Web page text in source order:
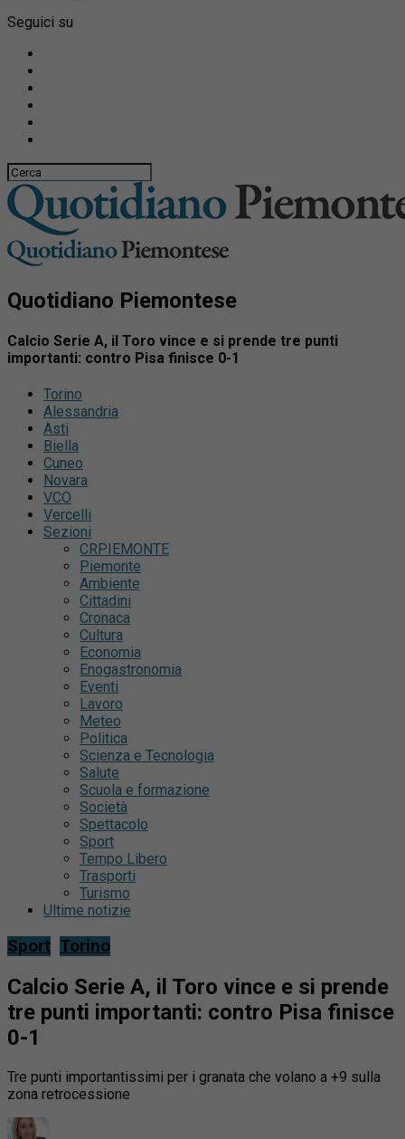
Seguici su
Quotidiano Piemontese
Calcio Serie A, il Toro vince e si prende tre punti
importanti: contro Pisa finisce 0-1
Torino
Alessandria
Asti
Biella
Cuneo
Novara
VCO
Vercelli
Sezioni
CRPIEMONTE
Piemonte
Ambiente
Cittadini
Cronaca
Cultura
Economia
Enogastronomia
Eventi
Lavoro
Meteo
Politica
Scienza e Tecnologia
Salute
Scuola e formazione
Società
Spettacolo
Sport
Tempo Libero
Trasporti
Turismo
Ultime notizie
Sport Torino
Calcio Serie A, il Toro vince e si prende
tre punti importanti: contro Pisa finisce
0-1
Tre punti importantissimi per i granata che volano a +9 sulla
zona retrocessione